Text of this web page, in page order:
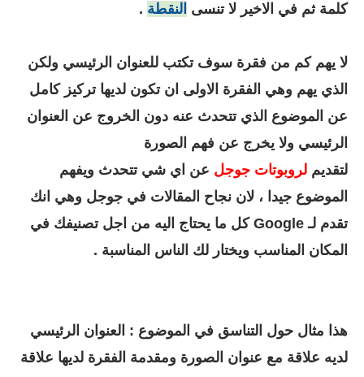
كلمة ثم في الاخير لا تنسى النقطة .
لا يهم كم من فقرة سوف تكتب للعنوان الرئيسي ولكن
الذي يهم وهي الفقرة الاولى ان تكون لديها تركيز كامل
عن الموضوع الذي تتحدث عنه دون الخروج عن العنوان
الرئيسي ولا يخرج عن فهم الصورة
لتقديم لروبوتات جوجل عن اي شي تتحدث ويفهم
الموضوع جيدا ، لان نجاح المقالات في جوجل وهي انك
تقدم لـ Google كل ما يحتاج اليه من اجل تصنيفك في
المكان المناسب ويختار لك الناس المناسبة .
هذا مثال حول التناسق في الموضوع : العنوان الرئيسي
لديه علاقة مع عنوان الصورة ومقدمة الفقرة لديها علاقة